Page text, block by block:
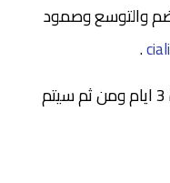
والتوسع وصمود
.
ومن المقرر أن يستمر المعرض لمدة 3 ايام ومن ثم سيتم